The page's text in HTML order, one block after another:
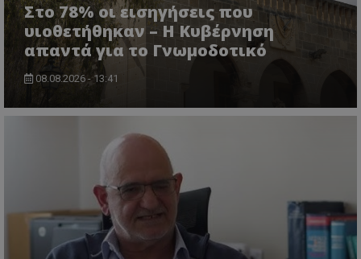
Στο 78% οι εισηγήσεις που
υιοθετήθηκαν – Η Κυβέρνηση
απαντά για το Γνωμοδοτικό
08.08.2026 - 13:41
βασικές λειτουργίες του ιστότοπου, όπως τη
σύνδεση χρήστη και τη διαχείριση λογαριασμού.
Ο ιστότοπος δεν μπορεί να χρησιμοποιηθεί σωστά
χωρίς τα απολύτως απαραίτητα cookies.
Ονοματεπώνυμο
Πεδίο